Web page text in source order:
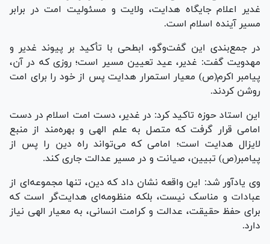
غدیر اعلام جایگاه هدایت، ولایت و مسئولیت امت در برابر
مسیر آینده اسلام است.
در جمع‌بندی این گفت‌وگو، ابطحی با تأکید بر پیوند غدیر و
مهدویت گفت: غدیر، عید تعیین مسیر است؛ روزی که در آن،
پیامبر اکرم(ص) معیار استمرار هدایت پس از خود را برای امت
روشن کردند.
این استاد حوزه تاکید کرد: در غدیر، دست امت اسلام در دست
امامی قرار گرفت که متصل به علم الهی و بهره‌مند از منبع
لایزال هدایت است؛ امامی که می‌تواند راه دین را پس از
پیامبر(ص) تبیین، صیانت و در مسیر عدالت جاری کند.
وی یادآور شد: این واقعه نشان داد که دین، تنها مجموعه‌ای از
عبادات و مناسک نیست، بلکه منظومه‌ای هدایت‌گر است که
برای حفظ حقیقت، عدالت و کرامت انسانی، به معیار الهی نیاز
دارد.